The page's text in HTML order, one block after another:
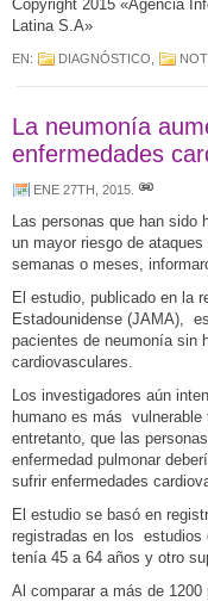
Copyright 2015 «Agencia
Latina S.A»
EN: DIAGNÓSTICO
La neumonía
enfermedades
ENE 27TH, 2015
Las personas que han
un mayor riesgo de
semanas o meses,
El estudio, publicado en la
Estadounidense (JAMA),
pacientes de neumonía sin
cardiovasculares.
Los investigadores aún
humano es más vulnerable
entretanto, que las
enfermedad pulmonar
sufrir enfermedades
El estudio se basó en
registradas en los estudios
tenía 45 a 64 años y otro
Al comparar a más de